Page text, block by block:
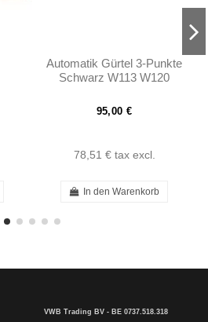
Automatik Gürtel 3-Punkte
Schwarz W113 W120
Porsche
95,00 €
78,51 € tax excl.
In den Warenkorb
VWB Trading BV - BE 0737.518.318